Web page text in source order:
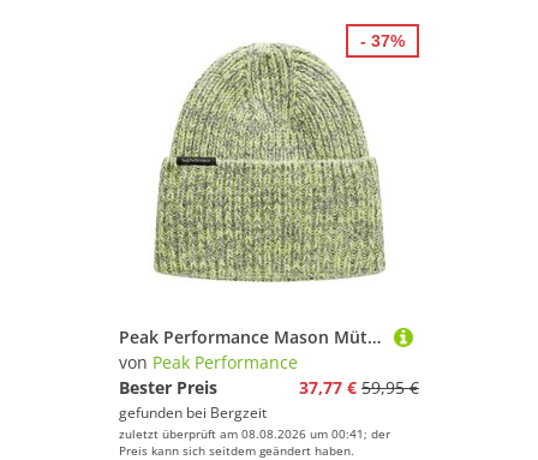
Peak Performance Mason Mütze
von Peak Performance
Bester Preis
37,77 € 59,95 €
gefunden bei Bergzeit
zuletzt überprüft am 08.08.2026 um 00:41; der
Preis kann sich seitdem geändert haben.
- 37%